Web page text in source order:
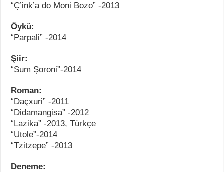
“Ç’ink’a do Moni Bozo” -2013
Öykü:
“Parpali” -2014
Şiir:
“Sum Şoroni”-2014
Roman:
“Daçxuri” -2011
“Didamangisa” -2012
“Lazika” -2013, Türkçe
“Utole”-2014
“Tzitzepe” -2013
Deneme: